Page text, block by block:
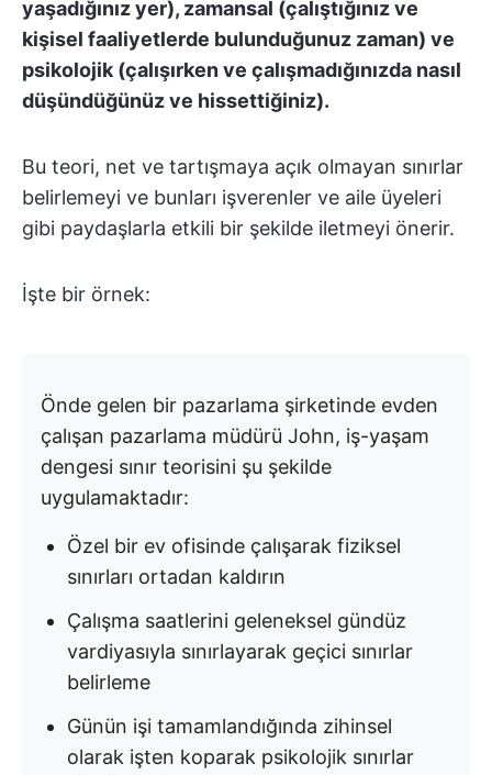
yaşadığınız yer), zamansal (çalıştığınız ve
kişisel faaliyetlerde bulunduğunuz zaman) ve
psikolojik (çalışırken ve çalışmadığınızda nasıl
düşündüğünüz ve hissettiğiniz).
Bu teori, net ve tartışmaya açık olmayan sınırlar
belirlemeyi ve bunları işverenler ve aile üyeleri
gibi paydaşlarla etkili bir şekilde iletmeyi önerir.
İşte bir örnek:
Önde gelen bir pazarlama şirketinde evden
çalışan pazarlama müdürü John, iş-yaşam
dengesi sınır teorisini şu şekilde
uygulamaktadır:
Özel bir ev ofisinde çalışarak fiziksel
sınırları ortadan kaldırın
Çalışma saatlerini geleneksel gündüz
vardiyasıyla sınırlayarak geçici sınırlar
belirleme
Günün işi tamamlandığında zihinsel
olarak işten koparak psikolojik sınırlar